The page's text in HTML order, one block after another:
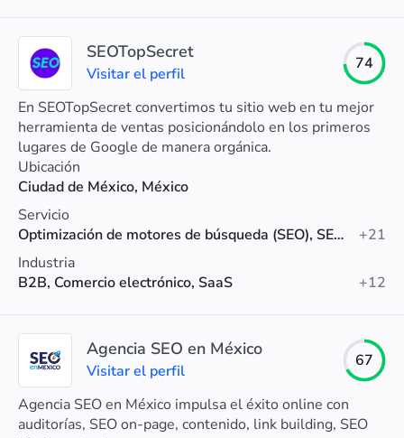
SEOTopSecret
Visitar el perfil
74
En SEOTopSecret convertimos tu sitio web en tu mejor
herramienta de ventas posicionándolo en los primeros
lugares de Google de manera orgánica.
Ubicación
Ciudad de México, México
Servicio
Optimización de motores de búsqueda (SEO), SEO on-page, Auditoría SEO
+21
Industria
B2B, Comercio electrónico, SaaS
+12
Agencia SEO en México
Visitar el perfil
67
Agencia SEO en México impulsa el éxito online con
auditorías, SEO on-page, contenido, link building, SEO